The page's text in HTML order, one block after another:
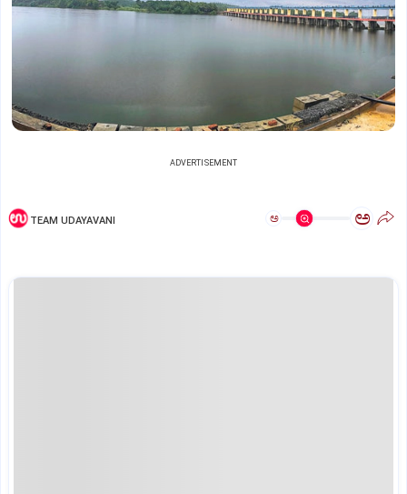
ADVERTISEMENT
TEAM UDAYAVANI ಅ ಅ